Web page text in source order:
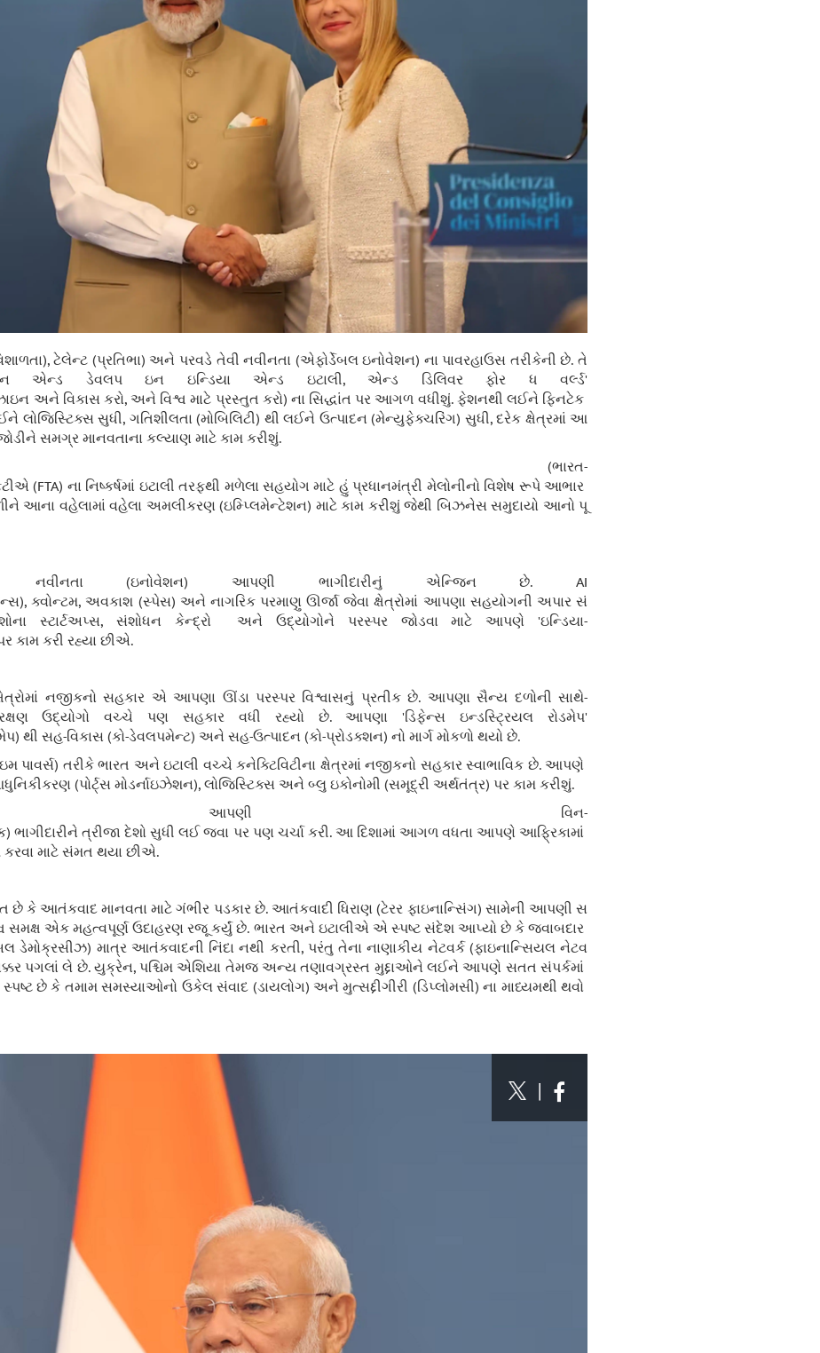
ટેલેન્ટ (પ્રતિભા) અને પરવડે તેવી નવીનતા (એફોર્ડેબલ ઇનોવેશન) ના પાવરહાઉસ તરીકેની છે. તે
એન્ડ ડેવલપ ઇન ઇન્ડિયા એન્ડ ઇટાલી, એન્ડ ડિલિવર ફોર ધ વર્લ્ડ'
અને વિકાસ કરો, અને વિશ્વ માટે પ્રસ્તુત કરો) ના સિદ્ધાંત પર આગળ વધીશું. ફેશનથી લઈને ફિનટેક
લોજિસ્ટિક્સ સુધી, ગતિશીલતા (મોબિલિટી) થી લઈને ઉત્પાદન (મેન્યુફેક્ચરિંગ) સુધી, દરેક ક્ષેત્રમાં આ
સમગ્ર માનવતાના કલ્યાણ માટે કામ કરીશું.
EU (ભારત-
(FTA) ના નિષ્કર્ષમાં ઇટાલી તરફથી મળેલા સહયોગ માટે હું પ્રધાનમંત્રી મેલોનીનો વિશેષ રૂપે આભાર
આના વહેલામાં વહેલા અમલીકરણ (ઇમ્પ્લિમેન્ટેશન) માટે કામ કરીશું જેથી બિઝનેસ સમુદાયો આનો પૂ
નવીનતા (ઇનોવેશન) આપણી ભાગીદારીનું એન્જિન છે. AI
ક્વોન્ટમ, અવકાશ (સ્પેસ) અને નાગરિક પરમાણુ ઊર્જા જેવા ક્ષેત્રોમાં આપણા સહયોગની અપાર સં
સ્ટાર્ટઅપ્સ, સંશોધન કેન્દ્રો અને ઉદ્યોગોને પરસ્પર જોડવા માટે આપણે 'ઇન્ડિયા-
કામ કરી રહ્યા છીએ.
નજીકનો સહકાર એ આપણા ઊંડા પરસ્પર વિશ્વાસનું પ્રતીક છે. આપણા સૈન્ય દળોની સાથે-
ઉદ્યોગો વચ્ચે પણ સહકાર વધી રહ્યો છે. આપણા 'ડિફેન્સ ઇન્ડસ્ટ્રિયલ રોડમેપ'
થી સહ-વિકાસ (કો-ડેવલપમેન્ટ) અને સહ-ઉત્પાદન (કો-પ્રોડક્શન) નો માર્ગ મોકળો થયો છે.
પાવર્સ) તરીકે ભારત અને ઇટાલી વચ્ચે કનેક્ટિવિટીના ક્ષેત્રમાં નજીકનો સહકાર સ્વાભાવિક છે. આપણે
(પોર્ટ્સ મોડર્નાઇઝેશન), લોજિસ્ટિક્સ અને બ્લુ ઇકોનોમી (સમૂદ્રી અર્થતંત્ર) પર કામ કરીશું.
આપણી વિન-
ભાગીદારીને ત્રીજા દેશો સુધી લઈ જવા પર પણ ચર્ચા કરી. આ દિશામાં આગળ વધતા આપણે આફ્રિકામાં
માટે સંમત થયા છીએ.
કે આતંકવાદ માનવતા માટે ગંભીર પડકાર છે. આતંકવાદી ધિરાણ (ટેરર ફાઇનાન્સિંગ) સામેની આપણી સ
સમક્ષ એક મહત્વપૂર્ણ ઉદાહરણ રજૂ કર્યું છે. ભારત અને ઇટાલીએ એ સ્પષ્ટ સંદેશ આપ્યો છે કે જવાબદાર
ડેમોક્રસીઝ) માત્ર આતંકવાદની નિંદા નથી કરતી, પરંતુ તેના નાણાકીય નેટવર્ક (ફાઇનાન્સિયલ નેટવ
પગલાં લે છે. યુક્રેન, પશ્ચિમ એશિયા તેમજ અન્ય તણાવગ્રસ્ત મુદ્દાઓને લઈને આપણે સતત સંપર્કમાં
છે કે તમામ સમસ્યાઓનો ઉકેલ સંવાદ (ડાયલોગ) અને મુત્સદ્દીગીરી (ડિપ્લોમસી) ના માધ્યમથી થવો
|